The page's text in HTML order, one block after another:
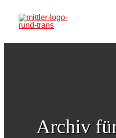
Inhalt
Archiv